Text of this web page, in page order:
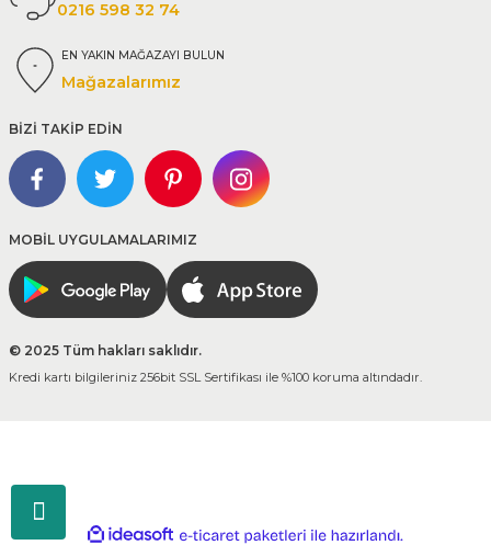
0216 598 32 74
EN YAKIN MAĞAZAYI BULUN
Mağazalarımız
BİZİ TAKİP EDİN
MOBİL UYGULAMALARIMIZ
© 2025 Tüm hakları saklıdır.
Kredi kartı bilgileriniz 256bit SSL Sertifikası ile %100 koruma altındadır.
ideasoft e-